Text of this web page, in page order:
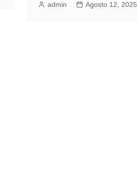
admin Agosto 12, 2025